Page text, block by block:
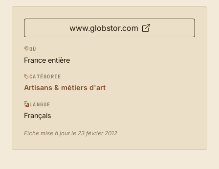
www.globstor.com
OÙ
France entière
CATÉGORIE
Artisans & métiers d'art
LANGUE
Français
Fiche mise à jour le 23 février 2012